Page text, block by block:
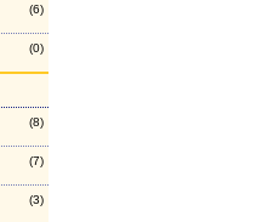
(6)
(0)
(8)
(7)
(3)